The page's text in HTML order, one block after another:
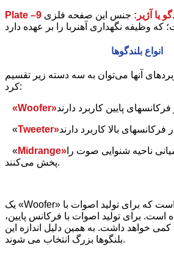
یا آژیر: جنس این صفحه فلزی
انواع بلندگوها
آنها می‌توان به سه دسته زیر تقسیم
کرد:
«
«
ناحیه شنوایی صوت را
پخش می‌کنند.
یک «Woofer» بلندگوی بزرگی است که برای تولید اصوات با
است. برای تولید اصوات با فرکانس پایین،
کمی خواهد داشت. به همین دلیل اندازه این
بلنگوها بزرگ انتخاب می شوند.